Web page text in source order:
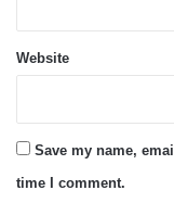
Website
Save my name,
time I comment.